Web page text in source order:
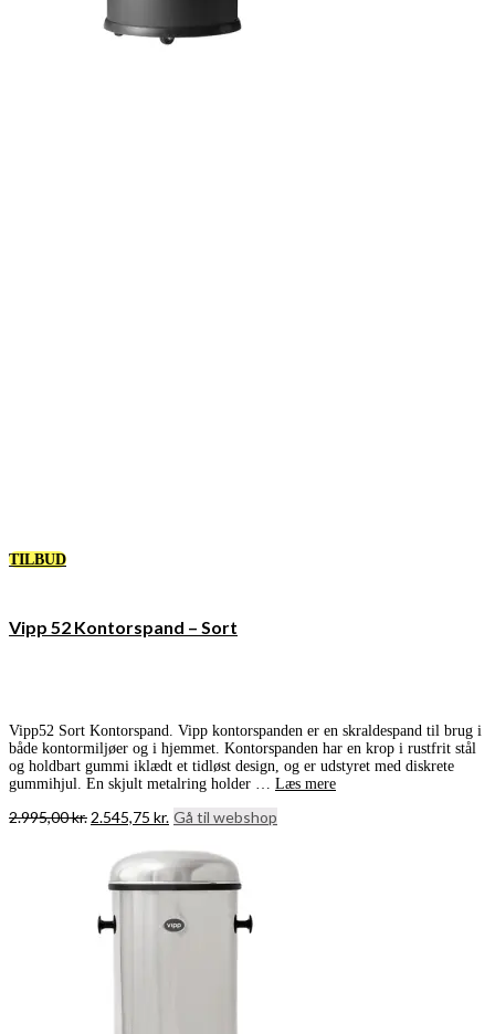
TILBUD
Vipp 52 Kontorspand – Sort
Vipp52 Sort Kontorspand. Vipp kontorspanden er en skraldespand til brug i
både kontormiljøer og i hjemmet. Kontorspanden har en krop i rustfrit stål
og holdbart gummi iklædt et tidløst design, og er udstyret med diskrete
gummihjul. En skjult metalring holder … Læs mere
2.995,00kr. Den
var:
2.995,00 kr..
2.545,75 kr.Den
pris
er:
2.545,75 kr..
Gå til webshop